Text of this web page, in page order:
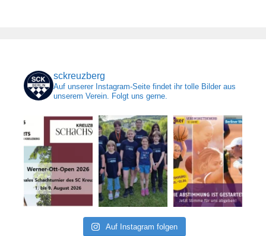
sckreuzberg
Auf unserer Instagram-Seite findet ihr tolle Bilder aus
unserem Verein. Folgt uns gerne.
Auf Instagram folgen